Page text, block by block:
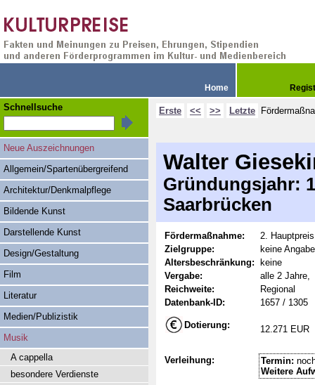
Home
Erste << >> Letzte
Walter
Gründungsjahr:
Saarbrücken
Fördermaßnahme:
2. Hauptpreis
Zielgruppe:
keine Angabe
Altersbeschränkung:
keine
Vergabe:
alle 2 Jahre,
Reichweite:
Regional
Datenbank-ID:
1657 / 1305
Dotierung: 12.271 EUR
Verleihung: Termin:
Weitere
Schnellsuche
Neue Auszeichnungen
Allgemein/Spartenübergreifend
Architektur/Denkmalpflege
Bildende Kunst
Darstellende Kunst
Design/Gestaltung
Film
Literatur
Medien/Publizistik
Musik
A cappella
besondere Verdienste